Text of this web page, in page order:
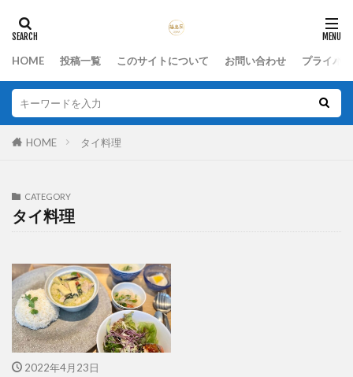
HOME 投稿一覧 このサイトについて お問い合わせ プライバ
HOME タイ料理
CATEGORY
タイ料理
2022年4月23日